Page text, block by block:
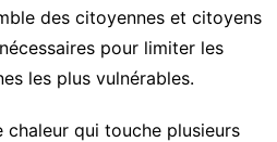
des citoyennes et citoyens
pour limiter les
les plus vulnérables.
chaleur qui touche plusieurs